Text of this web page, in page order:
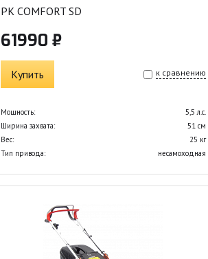
PK COMFORT SD
61990 ₽
Купить к сравнению
Мощность:
5,5 л.с.
Ширина захвата:
51 см
Вес:
25 кг
Тип привода:
несамоходная